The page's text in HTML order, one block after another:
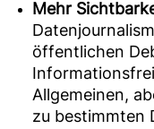
Mehr
öffentlichen
Allgemeinen,
zu bestimmten